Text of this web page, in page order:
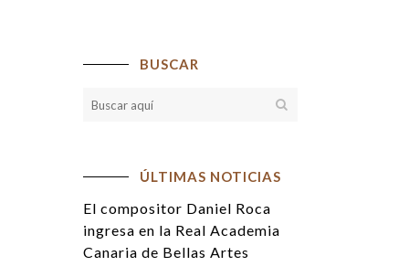
BUSCAR
ÚLTIMAS NOTICIAS
El compositor Daniel Roca
ingresa en la Real Academia
Canaria de Bellas Artes